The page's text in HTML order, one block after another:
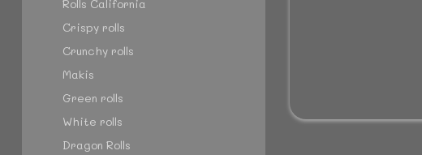
Rolls California
Crispy rolls
Crunchy rolls
Makis
Green rolls
White rolls
Dragon Rolls